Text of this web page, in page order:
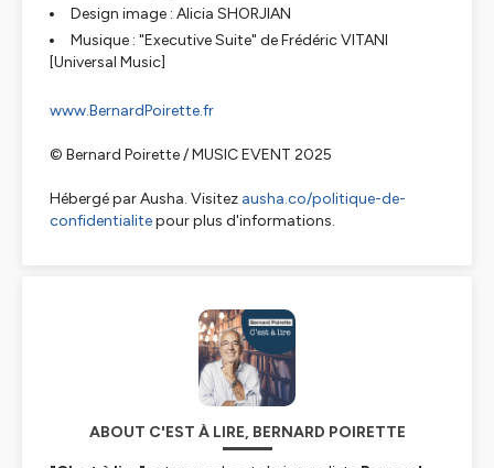
Design image : Alicia SHORJIAN
Musique : "Executive Suite" deFrédéric VITANI
[Universal Music]
www.BernardPoirette.fr
© Bernard Poirette / MUSIC EVENT 2025
Hébergé par Ausha. Visitez ausha.co/politique-de-
confidentialitepour plus d'informations.
ABOUT C'EST À LIRE, BERNARD POIRETTE